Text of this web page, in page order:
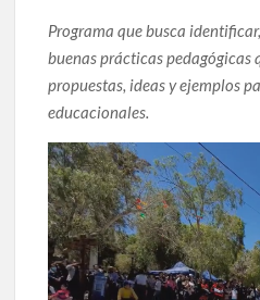
Programa que busca
buenas prácticas pedagógicas
propuestas, ideas y ejemplos
educacionales.